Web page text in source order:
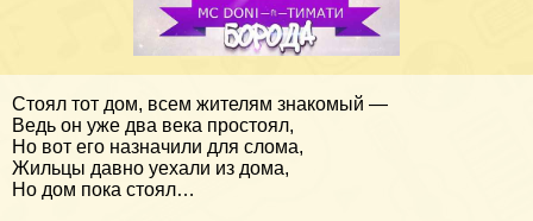
Стоял тот дом, всем жителям знакомый —
Ведь он уже два века простоял,
Но вот его назначили для слома,
Жильцы давно уехали из дома,
Но дом пока стоял…